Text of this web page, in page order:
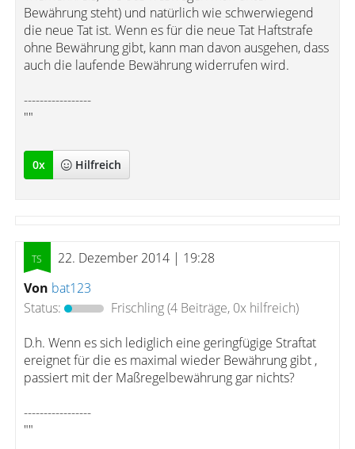
Bewährung steht) und natürlich wie schwerwiegend
die neue Tat ist. Wenn es für die neue Tat Haftstrafe
ohne Bewährung gibt, kann man davon ausgehen, dass
auch die laufende Bewährung widerrufen wird.
-----------------
""
0x Hilfreich
22. Dezember 2014 | 19:28
Von bat123
Status:
Frischling(4 Beiträge, 0x hilfreich)
D.h. Wenn es sich lediglich eine geringfügige Straftat
ereignet für die es maximal wieder Bewährung gibt ,
passiert mit der Maßregelbewährung gar nichts?
-----------------
""